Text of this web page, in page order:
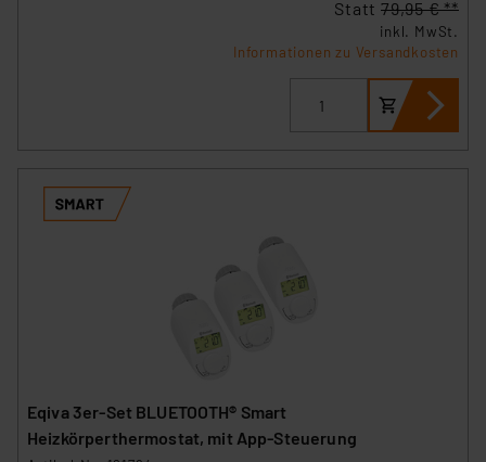
Statt 79,95 € **
inkl. MwSt.
Informationen zu Versandkosten
Eqiva 3er-Set BLUETOOTH® Smart
Heizkörperthermostat, mit App-Steuerung